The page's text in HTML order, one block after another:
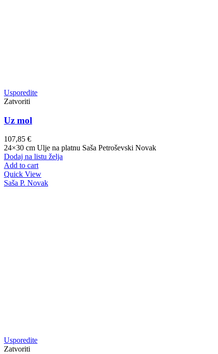
Usporedite
Zatvoriti
Uz mol
107,85 €
24×30 cm Ulje na platnu Saša Petroševski Novak
Dodaj na listu želja
Add to cart
Quick View
Saša P. Novak
Usporedite
Zatvoriti